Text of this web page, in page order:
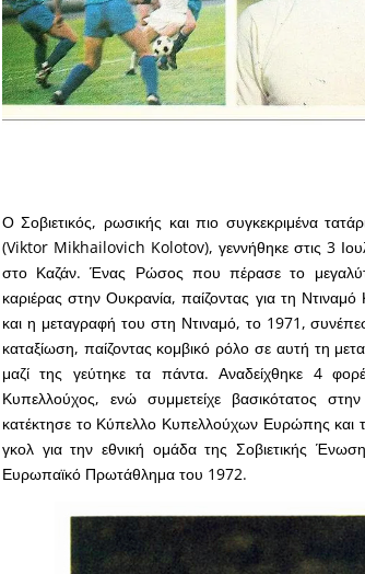
Ο Σοβιετικός, ρωσικής και πιο συγκεκριμένα
(Viktor Mikhailovich Kolotov), γεννήθηκε στις 3
στο Καζάν. Ένας Ρώσος που πέρασε το
καριέρας στην Ουκρανία, παίζοντας για τη
και η μεταγραφή του στη Ντιναμό, το 1971,
καταξίωση, παίζοντας κομβικό ρόλο σε αυτή τη
μαζί της γεύτηκε τα πάντα. Αναδείχθηκε 4
Κυπελλούχος, ενώ συμμετείχε βασικότατος
κατέκτησε το Κύπελλο Κυπελλούχων Ευρώπης
γκολ για την εθνική ομάδα της Σοβιετικής
Ευρωπαϊκό Πρωτάθλημα του 1972.